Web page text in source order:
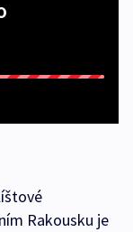
Rakousku je